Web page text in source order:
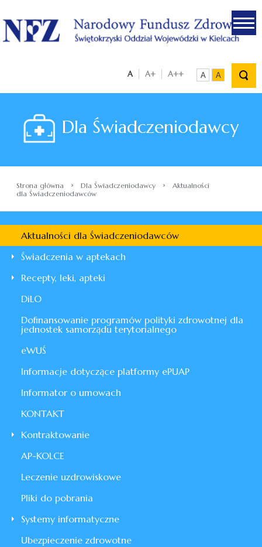
.
A A+ A++ A A
Dla Świadczeniodawcy
Strona główna › Dla Świadczeniodawcy ›
Aktualności
dla Świadczeniodawców
Aktualności dla Świadczeniodawców
Świadczenia w aptekach
Recepty, leki, apteki
DiLO
Dofinansowanie programów polityki zdrowotnej dla
jednostek samorządu terytorialnego
eWUŚ
Informacje dotyczące platformy ePUAP
Informator o umowach
KONTAKT
Kontraktowanie
AP-KOLCE
Leczenie uzdrowiskowe
Pliki do pobrania
Systemy informatyczne
Ubezpieczenie zdrowotne